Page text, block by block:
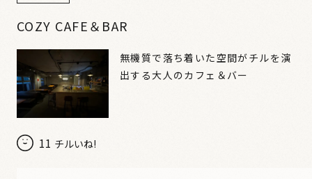
COZY CAFE＆BAR
11 チルいね!
無機質で落ち着いた空間がチルを演
出する大人のカフェ＆バー